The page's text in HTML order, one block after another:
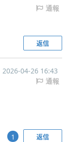
通報
返信
2026-04-26 16:43
通報
返信
1